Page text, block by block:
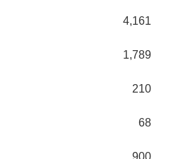
4,161
1,789
210
68
900